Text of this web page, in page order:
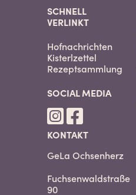
SCHNELL
VERLINKT
Hofnachrichten
Kisterlzettel
Rezeptsammlung
SOCIAL MEDIA
KONTAKT
GeLa Ochsenherz
Fuchsenwaldstraße
90